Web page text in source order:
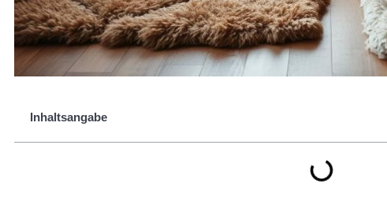
Inhaltsangabe